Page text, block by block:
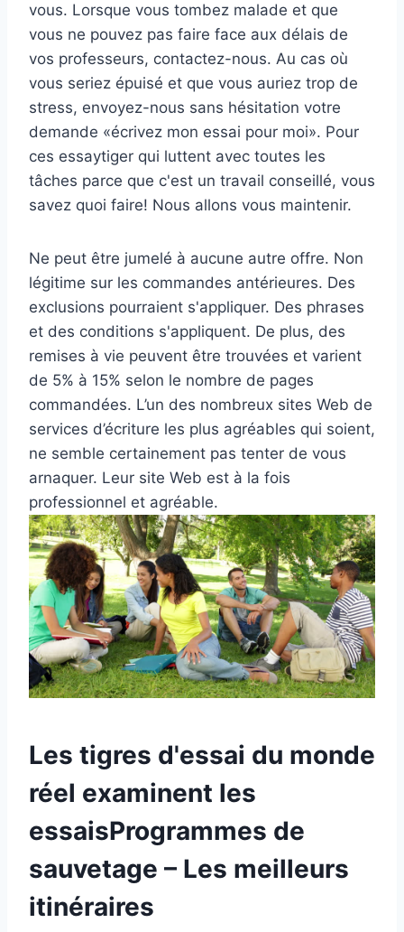
vous. Lorsque vous tombez malade et que
vous ne pouvez pas faire face aux délais de
vos professeurs, contactez-nous. Au cas où
vous seriez épuisé et que vous auriez trop de
stress, envoyez-nous sans hésitation votre
demande «écrivez mon essai pour moi». Pour
ces essaytiger qui luttent avec toutes les
tâches parce que c'est un travail conseillé, vous
savez quoi faire! Nous allons vous maintenir.
Ne peut être jumelé à aucune autre offre. Non
légitime sur les commandes antérieures. Des
exclusions pourraient s'appliquer. Des phrases
et des conditions s'appliquent. De plus, des
remises à vie peuvent être trouvées et varient
de 5% à 15% selon le nombre de pages
commandées. L’un des nombreux sites Web de
services d’écriture les plus agréables qui soient,
ne semble certainement pas tenter de vous
arnaquer. Leur site Web est à la fois
professionnel et agréable.
Les tigres d'essai du monde
réel examinent les
essaisProgrammes de
sauvetage – Les meilleurs
itinéraires